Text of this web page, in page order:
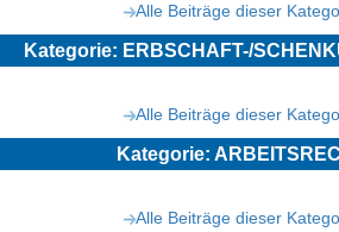
Alle Beiträge dieser
Kategorie: ERBSCHAFT-/
Alle Beiträge dieser
Kategorie:
Alle Beiträge dieser